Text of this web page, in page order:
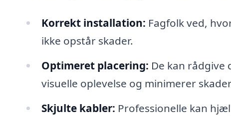
Korrekt installation: Fagfolk ved,
ikke opstår skader.
Optimeret placering: De kan rådgive
visuelle oplevelse og minimerer
Skjulte kabler: Professionelle kan